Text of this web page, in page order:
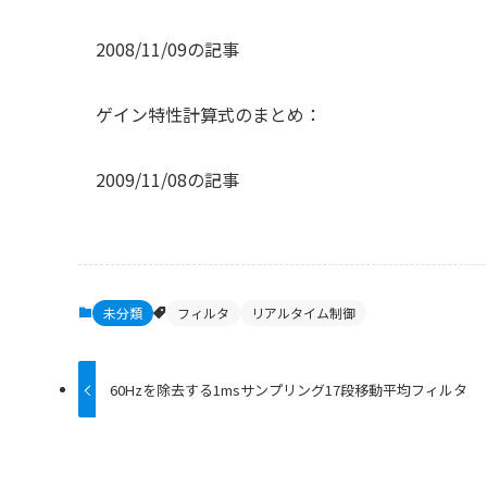
2008/11/09の記事
ゲイン特性計算式のまとめ：
2009/11/08の記事
未分類 フィルタ リアルタイム制御
60Hzを除去する1msサンプリング17段移動平均フィルタ